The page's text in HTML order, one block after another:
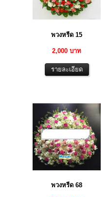
พวงหรีด 15
2,000 บาท
พวงหรีด 68